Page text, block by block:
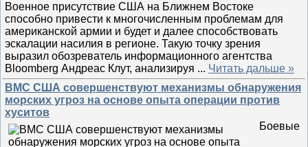
Военное присутствие США на Ближнем Востоке
способно привести к многочисленным проблемам для
американской армии и будет и далее способствовать
эскалации насилия в регионе. Такую точку зрения
выразил обозреватель информационного агентства
Bloomberg Андреас Клут, анализируя ... Читать дальше »
ВМС США совершенствуют механизмы обнаружения
морских угроз на основе опыта операции против
хуситов
Боевые